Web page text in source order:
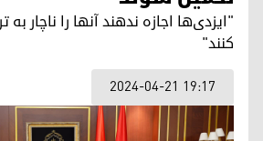
"ایزدی‌‌ها اجازه ندهند آنها را ناچار
کنند"
2024-04-21 19:17